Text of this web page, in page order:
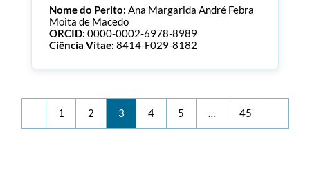
Nome do Perito: Ana Margarida André Febra
Moita de Macedo
ORCID: 0000-0002-6978-8989
Ciência Vitae: 8414-F029-8182
1 2 3 4 5 … 45